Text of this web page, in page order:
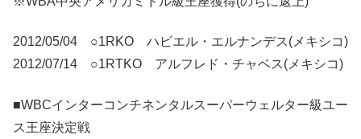
2012/05/04 ○1RKO ハビエル・エルナンデス(メキシコ)
2012/07/14 ○1RTKO アルフレド・チャベス(メキシコ)
■WBCインターコンチネンタルスーパーウェルター級ユー
ス王座決定戦